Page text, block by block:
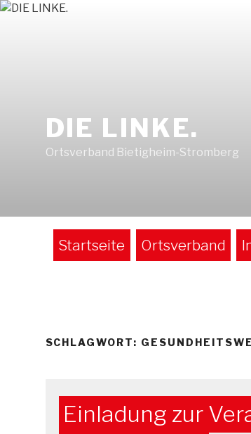
Zum
DIE LINKE.
Ortsverband Bietigheim-Stromberg
Startseite Ortsverband
SCHLAGWORT:
Einladung zur